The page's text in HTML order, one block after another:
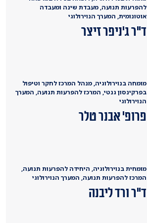
להפרעות תנועה, מעבדת שינה ומעבדה
אוטונומית, המערך הנוירולוגי
ד"ר ג'ניפר זיצר
מומחה בנוירולוגיה, מנהל המרכז לחקר וטיפול
בפרקינסון גנטי, המרכז להפרעות תנועה, המערך
הנוירולוגי
פרופ' אבנר טלר
מומחית בנוירולוגיה, היחידה להפרעות תנועה,
המרכז להפרעות תנועה, המערך הנוירולוגי
ד"ר ורד ליבנה